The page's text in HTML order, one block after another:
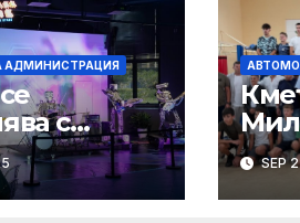
АДМИНИСТРАЦИЯ
с
и Goertek
на
SEP